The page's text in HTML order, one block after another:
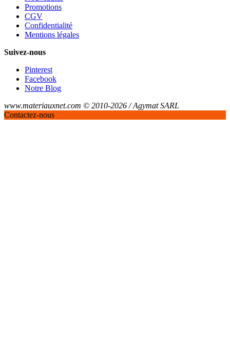
Promotions
CGV
Confidentialité
Mentions légales
Suivez-nous
Pinterest
Facebook
Notre Blog
www.materiauxnet.com © 2010-2026 / Agymat SARL
Contactez-nous